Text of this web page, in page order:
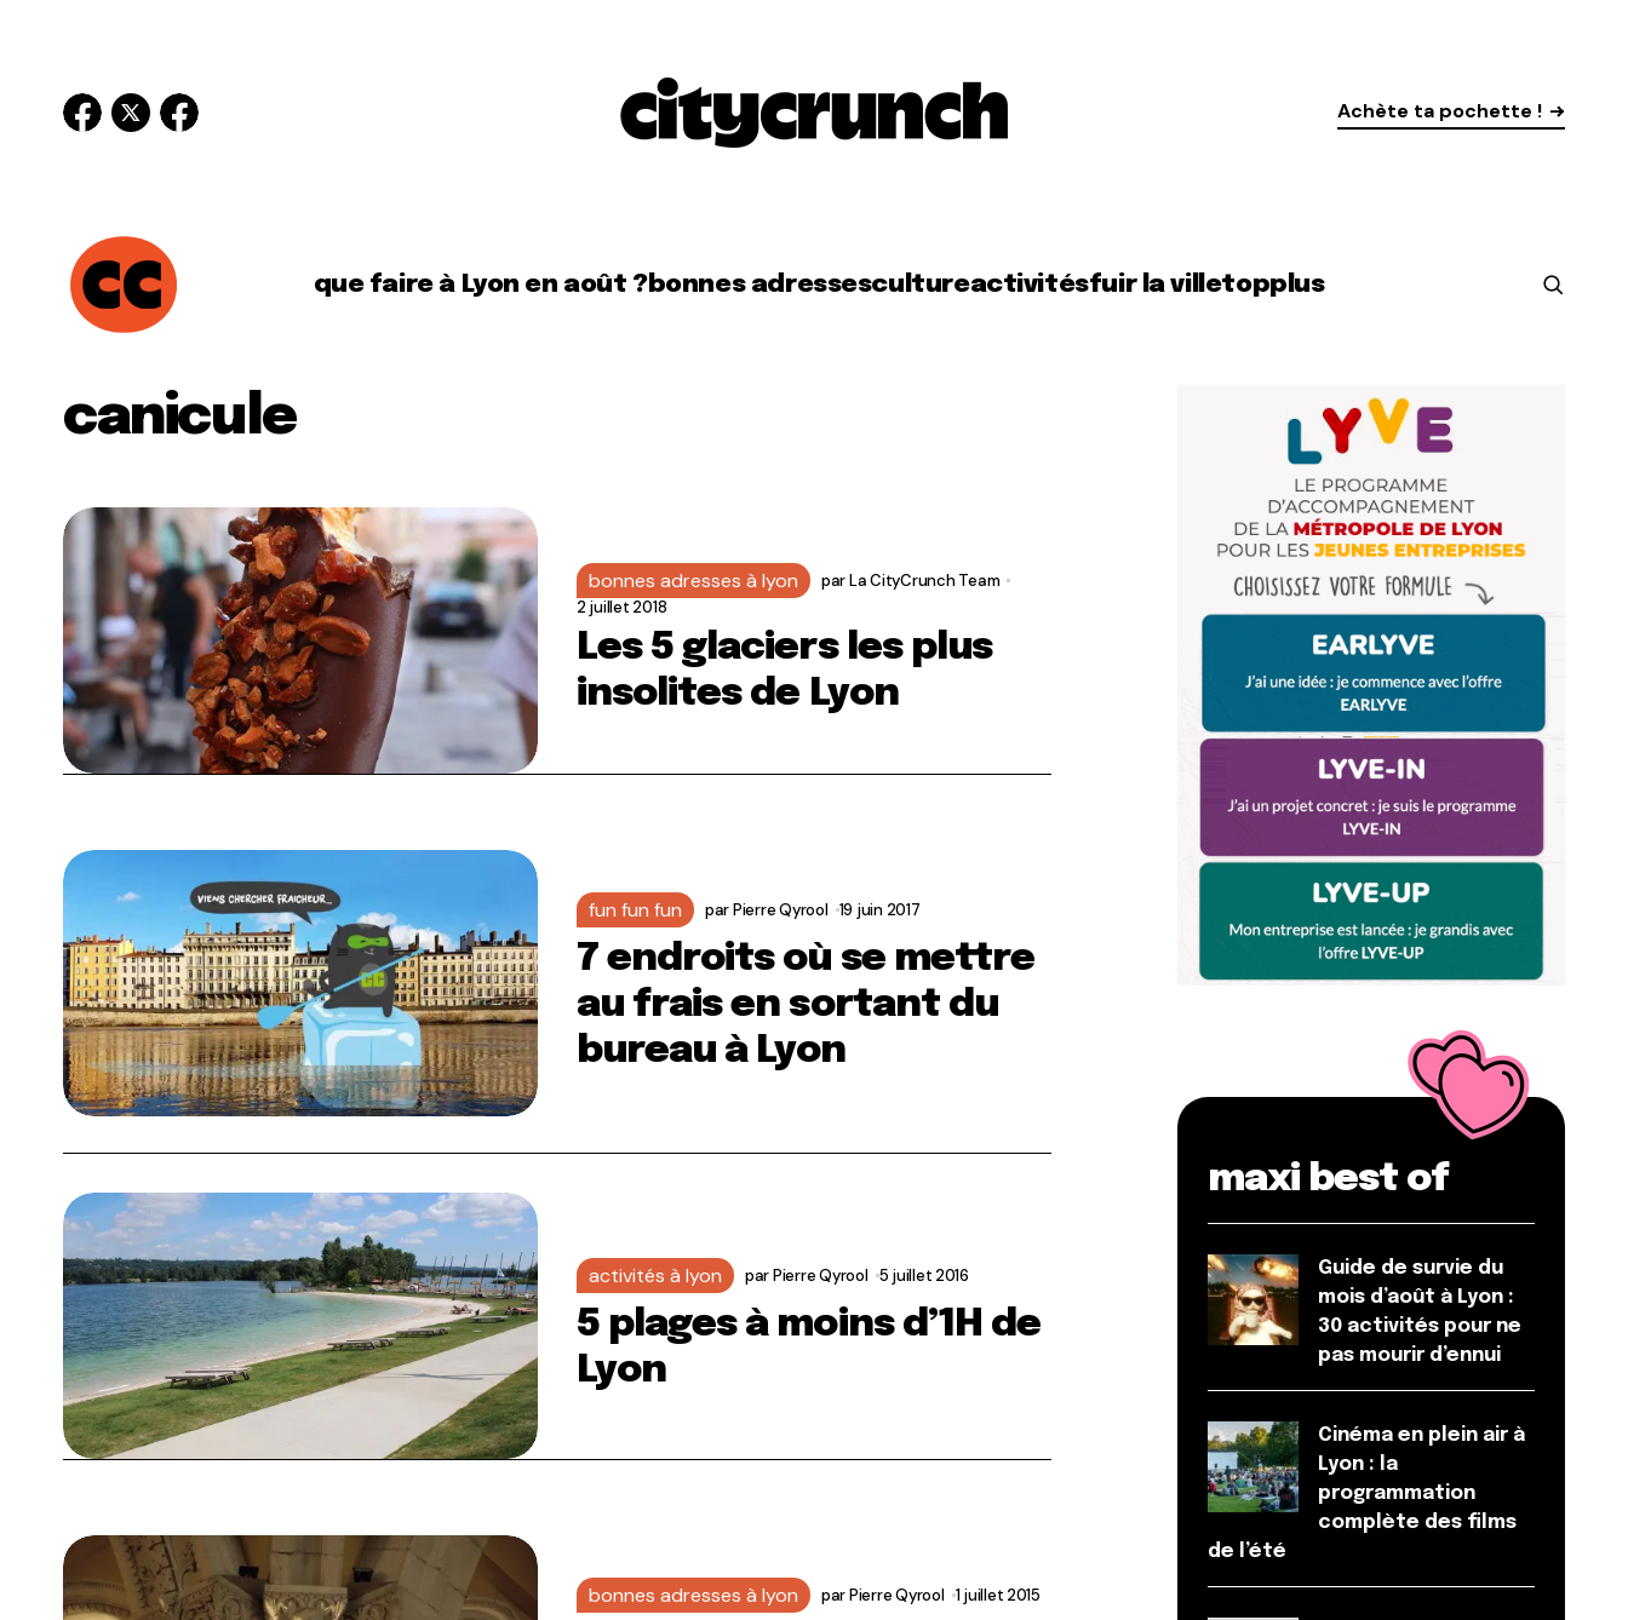
Achète ta pochette !
que faire à Lyon en août ?bonnes adressescultureactivitésfuir la villetopplus
canicule
bonnes adresses à lyon parLa CityCrunch Team
2 juillet 2018
Les 5 glaciers les plus
insolites de Lyon
fun fun fun parPierre Qyrool 19 juin 2017
7 endroits où se mettre
au frais en sortant du
bureau à Lyon
activités à lyon parPierre Qyrool 5 juillet 2016
5 plages à moins d’1H de
Lyon
bonnes adresses à lyon parPierre Qyrool 1 juillet 2015
maxi best of
Guide de survie du
mois d’août à Lyon :
30 activités pour ne
pas mourir d’ennui
Cinéma en plein air à
Lyon : la
programmation
complète des films
de l’été